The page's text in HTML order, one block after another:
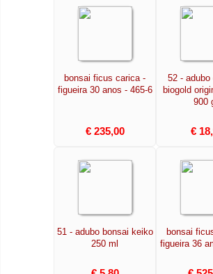
bonsai ficus carica -
figueira 30 anos - 465-6
€ 235,00
52 - adubo
biogold
900
€
51 - adubo bonsai keiko
250 ml
bonsai
figueira 36